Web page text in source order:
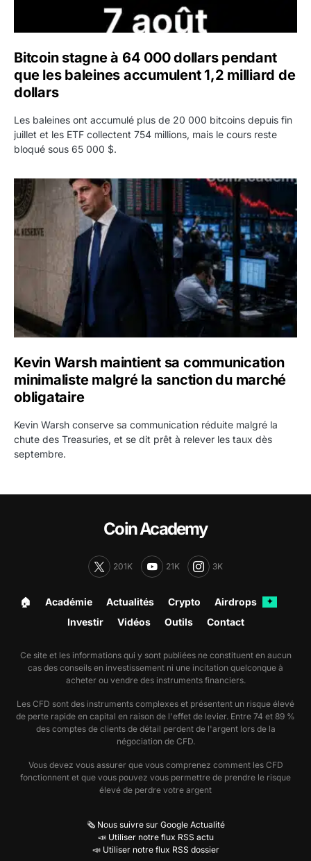
Bitcoin stagne à 64 000 dollars pendant
que les baleines accumulent 1,2 milliard de
dollars
Les baleines ont accumulé plus de 20 000 bitcoins depuis fin
juillet et les ETF collectent 754 millions, mais le cours reste
bloqué sous 65 000 $.
Kevin Warsh maintient sa communication minimaliste
Kevin Warsh maintient sa communication
minimaliste malgré la sanction du marché
obligataire
Kevin Warsh conserve sa communication réduite malgré la
chute des Treasuries, et se dit prêt à relever les taux dès
septembre.
Coin Academy
201K 21K 3K
🏠︎ Académie Actualités Crypto Airdrops ✦
Investir Vidéos Outils Contact
Ce site et les informations qui y sont publiées ne constituent en aucun
cas des conseils en investissement ni une incitation quelconque à
acheter ou vendre des instruments financiers.
Les CFD sont des instruments complexes et présentent un risque élevé
de perte rapide en capital en raison de l'effet de levier. Entre 74 et 89 %
des comptes de clients de détail perdent de l'argent lors de la
négociation de CFD.
Vous devez vous assurer que vous comprenez comment les CFD
fonctionnent et que vous pouvez vous permettre de prendre le risque
élevé de perdre votre argent
🗞️ Nous suivre sur Google Actualité
📣 Utiliser notre flux RSS actu
📣 Utiliser notre flux RSS dossier